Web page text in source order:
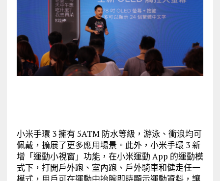
小米手環 3 擁有 5ATM 防水等級，游泳、衝浪均可
佩戴，擴展了更多應用場景。此外，小米手環 3 新
增「運動小視窗」功能，在小米運動 App 的運動模
式下，打開戶外跑、室內跑、戶外騎車和健走任一
模式，用戶可在運動中抬腕即時顯示運動資料，讓